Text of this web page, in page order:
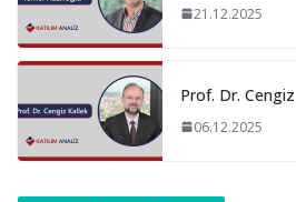
21.12.2025
Prof. Dr.
06.12.2025